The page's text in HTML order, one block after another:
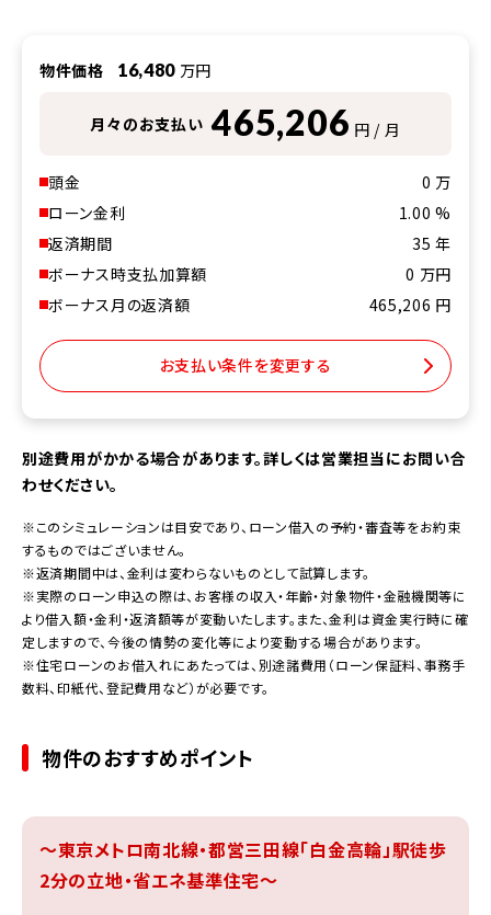
物件価格 16,480 万円
月々のお支払い 465,206 円 / 月
頭金 0 万
ローン金利
1.00 %
返済期間
35 年
ボーナス時支払加算額
0 万円
ボーナス月の返済額
465,206 円
お支払い条件を変更する
別途費用がかかる場合があります。詳しくは営業担当にお問い合
わせください。
※このシミュレーションは目安であり、ローン借入の予約・審査等をお約束
するものではございません。
※返済期間中は、金利は変わらないものとして試算します。
※実際のローン申込の際は、お客様の収入・年齢・対象物件・金融機関等に
より借入額・金利・返済額等が変動いたします。また、金利は資金実行時に確
定しますので、今後の情勢の変化等により変動する場合があります。
※住宅ローンのお借入れにあたっては、別途諸費用（ローン保証料、事務手
数料、印紙代、登記費用など）が必要です。
物件のおすすめポイント
～東京メトロ南北線・都営三田線「白金高輪」駅徒歩
2分の立地・省エネ基準住宅～